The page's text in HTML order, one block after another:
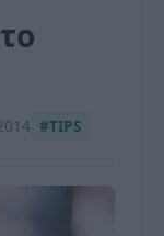
#TIPS